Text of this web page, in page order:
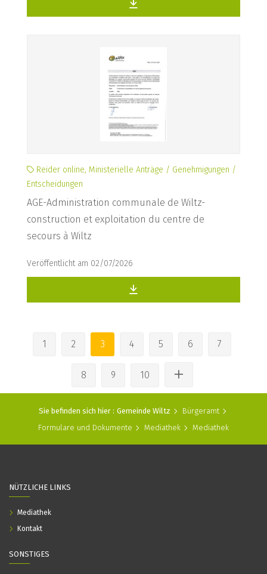
Reider online, Ministerielle Anträge / Genehmigungen /
Entscheidungen
AGE-Administration communale de Wiltz-
construction et exploitation du centre de
secours à Wiltz
Veröffentlicht am 02/07/2026
1 2 3 4 5 6 7
8 9 10
Sie befinden sich hier : Gemeinde Wiltz
Bürgeramt
Formulare und Dokumente
Mediathek Mediathek
NÜTZLICHE LINKS
Mediathek
Kontakt
SONSTIGES